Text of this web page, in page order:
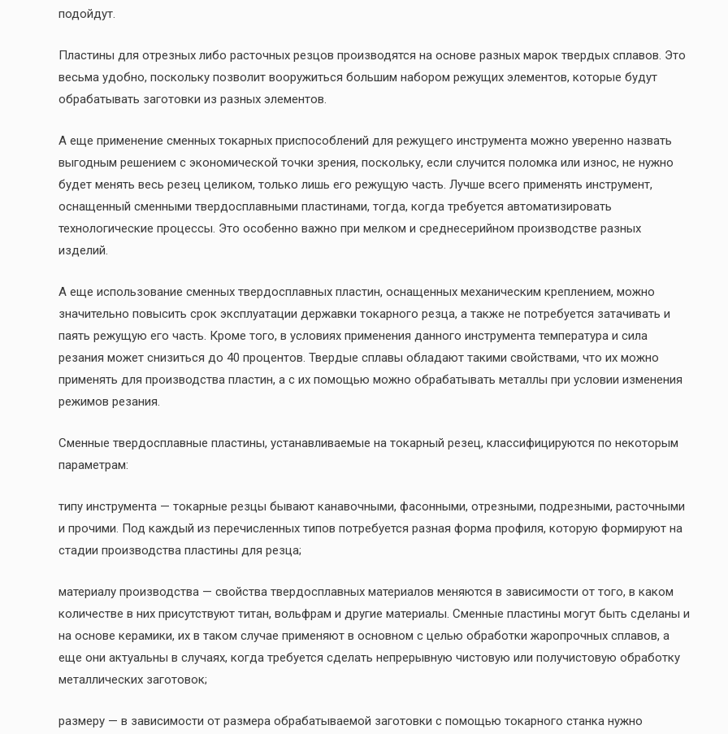
подойдут.
Пластины для отрезных либо расточных резцов производятся на основе разных марок твердых сплавов. Это
весьма удобно, поскольку позволит вооружиться большим набором режущих элементов, которые будут
обрабатывать заготовки из разных элементов.
А еще применение сменных токарных приспособлений для режущего инструмента можно уверенно назвать
выгодным решением с экономической точки зрения, поскольку, если случится поломка или износ, не нужно
будет менять весь резец целиком, только лишь его режущую часть. Лучше всего применять инструмент,
оснащенный сменными твердосплавными пластинами, тогда, когда требуется автоматизировать
технологические процессы. Это особенно важно при мелком и среднесерийном производстве разных
изделий.
А еще использование сменных твердосплавных пластин, оснащенных механическим креплением, можно
значительно повысить срок эксплуатации державки токарного резца, а также не потребуется затачивать и
паять режущую его часть. Кроме того, в условиях применения данного инструмента температура и сила
резания может снизиться до 40 процентов. Твердые сплавы обладают такими свойствами, что их можно
применять для производства пластин, а с их помощью можно обрабатывать металлы при условии изменения
режимов резания.
Сменные твердосплавные пластины, устанавливаемые на токарный резец, классифицируются по некоторым
параметрам:
типу инструмента — токарные резцы бывают канавочными, фасонными, отрезными, подрезными, расточными
и прочими. Под каждый из перечисленных типов потребуется разная форма профиля, которую формируют на
стадии производства пластины для резца;
материалу производства — свойства твердосплавных материалов меняются в зависимости от того, в каком
количестве в них присутствуют титан, вольфрам и другие материалы. Сменные пластины могут быть сделаны и
на основе керамики, их в таком случае применяют в основном с целью обработки жаропрочных сплавов, а
еще они актуальны в случаях, когда требуется сделать непрерывную чистовую или получистовую обработку
металлических заготовок;
размеру — в зависимости от размера обрабатываемой заготовки с помощью токарного станка нужно